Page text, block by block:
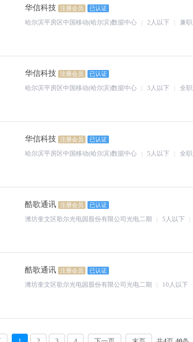
华信科技 注册会员 已认证
哈尔滨平房区中国移动(哈尔滨)数据中心 2人以下 兼职
华信科技 注册会员 已认证
哈尔滨平房区中国移动(哈尔滨)数据中心 3人以下 全职
华信科技 注册会员 已认证
哈尔滨平房区中国移动(哈尔滨)数据中心 5人以下 全职
酷歌通讯 注册会员 已认证
潍坊奎文区歌尔光电园股份有限公司光电二期 5人以下
酷歌通讯 注册会员 已认证
潍坊奎文区歌尔光电园股份有限公司光电二期 10人以下